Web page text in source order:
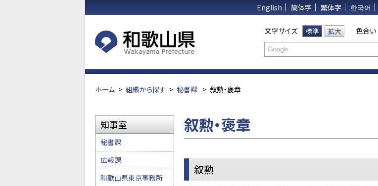
English 簡体字 繁体字 한국어
文字サイズ 標準 拡大 色合い
ホーム > 組織から探す > 秘書課 > 叙勲・褒章
叙勲・褒章
叙勲
知事室
秘書課
広報課
和歌山県東京事務所